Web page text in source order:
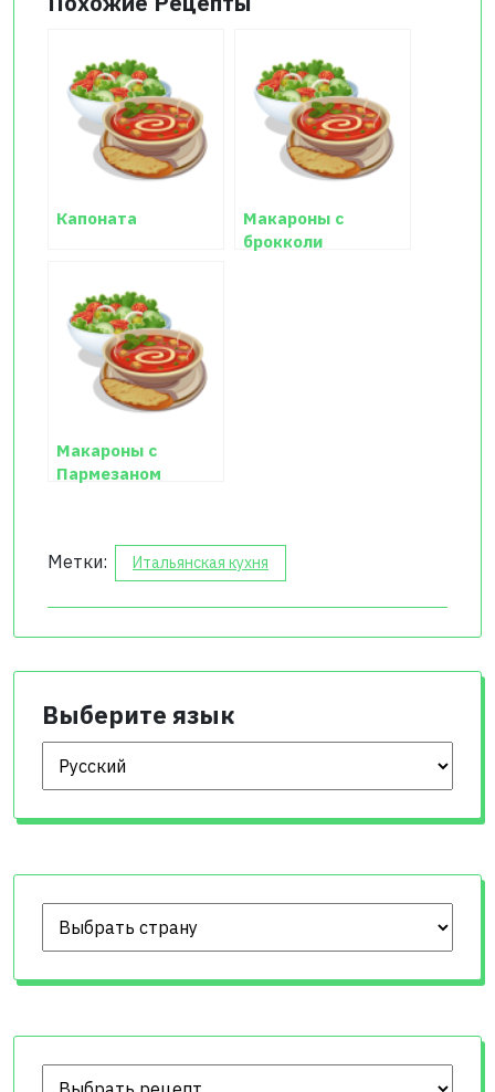
Капоната
Макароны с
брокколи
Макароны с
Пармезаном
Метки: Итальянская кухня
Выберите язык
Выберите язык